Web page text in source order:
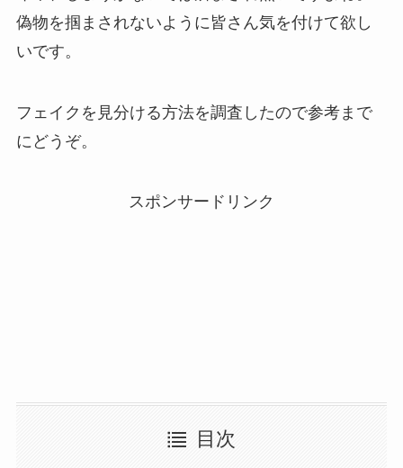
偽物を掴まされないように皆さん気を付けて欲し
いです。
フェイクを見分ける方法を調査したので参考まで
にどうぞ。
スポンサードリンク
目次